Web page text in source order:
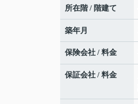
所在階 / 階建て
築年月
保険会社 / 料金
保証会社 / 料金